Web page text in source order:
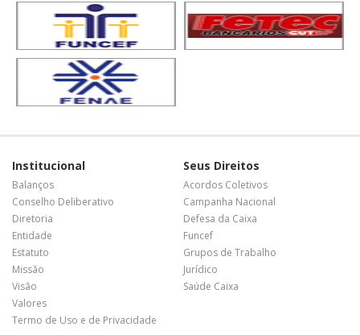
Institucional
Balanços
Conselho Deliberativo
Diretoria
Entidade
Estatuto
Missão
Visão
Valores
Termo de Uso e de Privacidade
Seus Direitos
Acordos Coletivos
Campanha Nacional
Defesa da Caixa
Funcef
Grupos de Trabalho
Jurídico
Saúde Caixa